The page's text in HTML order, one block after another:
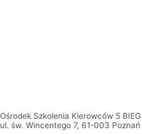
Ośrodek Szkolenia Kierowców 5 BIEG
ul. św. Wincentego 7, 61-003 Poznań